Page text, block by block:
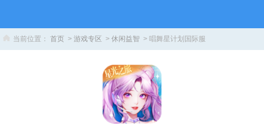
当前位置： 首页 > 游戏专区 > 休闲益智 > 唱舞星计划国际服